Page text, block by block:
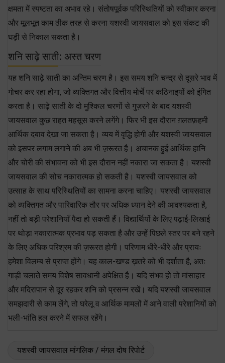
क्षमता में स्पष्टता का अभाव रहे। संतोषपूर्वक परिस्थितियों को स्वीकार करना
और मूलभूत काम ठीक तरह से करना यशस्वी जायसवाल को इस संकट की
घड़ी से निकाल सकता है।
शनि साढ़े साती: अस्त चरण
यह शनि साढ़े साती का अन्तिम चरण है। इस समय शनि चन्द्र से दूसरे भाव में
गोचर कर रहा होगा, जो व्यक्तिगत और वित्तीय मोर्चे पर कठिनाइयों को इंगित
करता है। साढ़े साती के दो मुश्किल चरणों से गुज़रने के बाद यशस्वी
जायसवाल कुछ राहत महसूस करने लगेंगे। फिर भी इस दौरान ग़लतफ़हमी
आर्थिक दबाव देखा जा सकता है। व्यय में वृद्धि होगी और यशस्वी जायसवाल
को इसपर लगाम लगाने की अब भी ज़रूरत है। अचानक हुई आर्थिक हानि
और चोरी की संभावना को भी इस दौरान नहीं नकारा जा सकता है। यशस्वी
जायसवाल की सोच नकारात्मक हो सकती है। यशस्वी जायसवाल को
उत्साह के साथ परिस्थितियों का सामना करना चाहिए। यशस्वी जायसवाल
को व्यक्तिगत और पारिवारिक तौर पर अधिक ध्यान देने की आवश्यकता है,
नहीं तो बड़ी परेशानियाँ पैदा हो सकती हैं। विद्यार्थियों के लिए पढ़ाई-लिखाई
पर थोड़ा नकारात्मक प्रभाव पड़ सकता है और उन्हें पिछले स्तर पर बने रहने
के लिए अधिक परिश्रम की ज़रूरत होगी। परिणाम धीरे-धीरे और प्रायः
हमेशा विलम्ब से प्राप्त होंगे। यह काल-खण्ड ख़तरे को भी दर्शाता है, अतः
गाड़ी चलाते समय विशेष सावधानी अपेक्षित है। यदि संभव हो तो मांसाहार
और मदिरापान से दूर रहकर शनि को प्रसन्न रखें। यदि यशस्वी जायसवाल
समझदारी से काम लेंगे, तो घरेलू व आर्थिक मामलों में आने वाली परेशानियों को
भली-भांति हल करने में सफल रहेंगे।
यशस्वी जायसवाल मांगलिक / मंगल दोष रिपोर्ट